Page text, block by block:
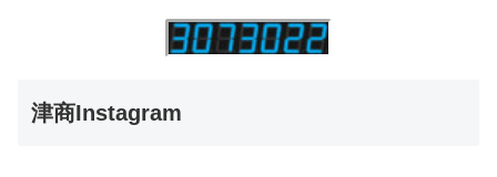
津商Instagram